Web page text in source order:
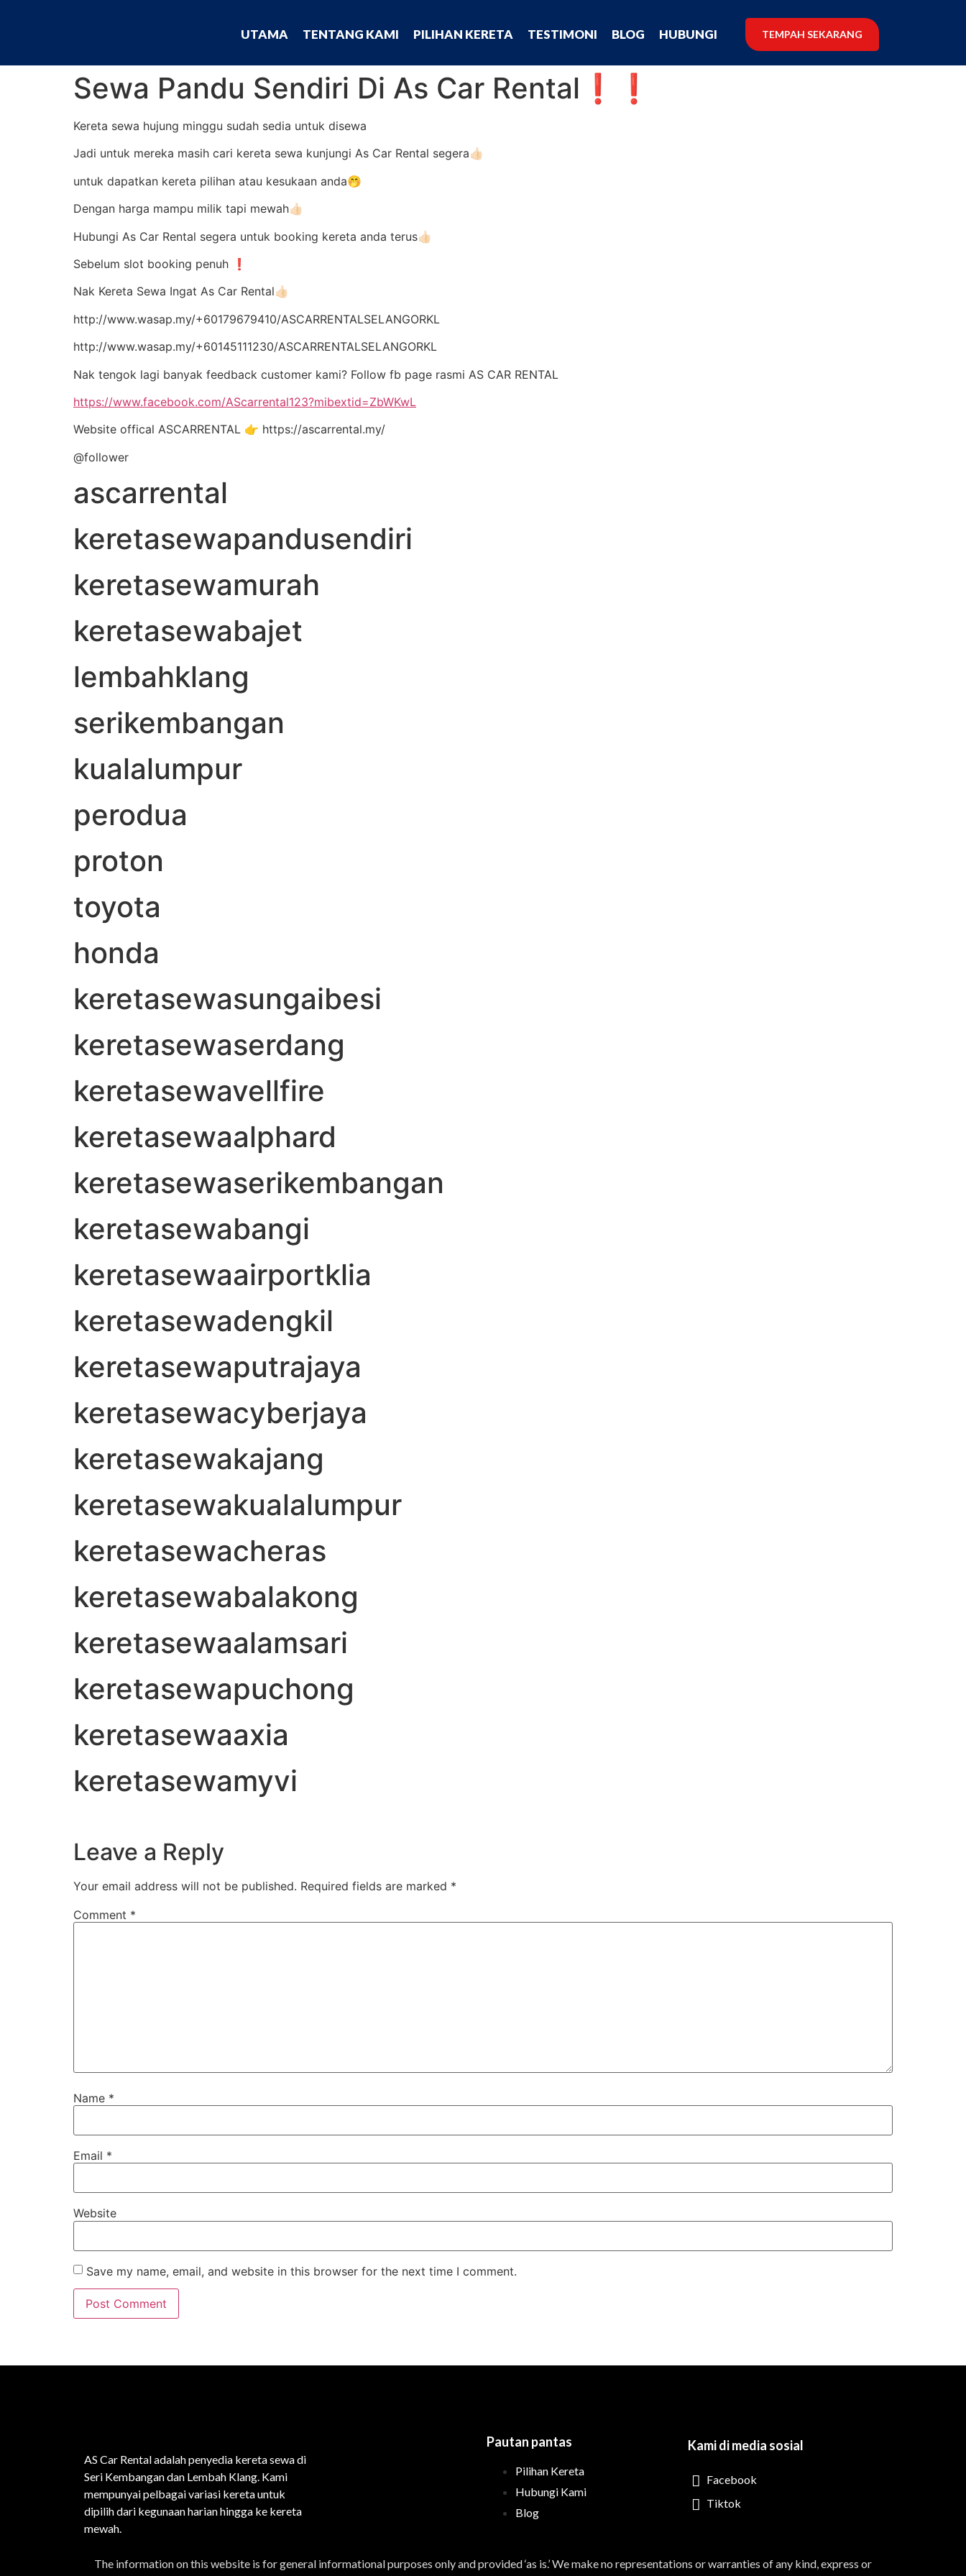
UTAMA TENTANG KAMI PILIHAN KERETA TESTIMONI BLOG HUBUNGI TEMPAH SEKARANG
Sewa Pandu Sendiri Di As Car Rental❗❗
Kereta sewa hujung minggu sudah sedia untuk disewa
Jadi untuk mereka masih cari kereta sewa kunjungi As Car Rental segera👍🏻
untuk dapatkan kereta pilihan atau kesukaan anda🤭
Dengan harga mampu milik tapi mewah👍🏻
Hubungi As Car Rental segera untuk booking kereta anda terus👍🏻
Sebelum slot booking penuh ❗
Nak Kereta Sewa Ingat As Car Rental👍🏻
http://www.wasap.my/+60179679410/ASCARRENTALSELANGORKL
http://www.wasap.my/+60145111230/ASCARRENTALSELANGORKL
Nak tengok lagi banyak feedback customer kami? Follow fb page rasmi AS CAR RENTAL
https://www.facebook.com/AScarrental123?mibextid=ZbWKwL
Website offical ASCARRENTAL 👉 https://ascarrental.my/
@follower
ascarrental
keretasewapandusendiri
keretasewamurah
keretasewabajet
lembahklang
serikembangan
kualalumpur
perodua
proton
toyota
honda
keretasewasungaibesi
keretasewaserdang
keretasewavellfire
keretasewaalphard
keretasewaserikembangan
keretasewabangi
keretasewaairportklia
keretasewadengkil
keretasewaputrajaya
keretasewacyberjaya
keretasewakajang
keretasewakualalumpur
keretasewacheras
keretasewabalakong
keretasewaalamsari
keretasewapuchong
keretasewaaxia
keretasewamyvi
Leave a Reply
Your email address will not be published. Required fields are marked *
Comment *
Name *
Email *
Website
Save my name, email, and website in this browser for the next time I comment.
AS Car Rental adalah penyedia kereta sewa di
Seri Kembangan dan Lembah Klang. Kami
mempunyai pelbagai variasi kereta untuk
dipilih dari kegunaan harian hingga ke kereta
mewah.
Pautan pantas
Pilihan Kereta
Hubungi Kami
Blog
Kami di media sosial
Facebook
Tiktok
The information on this website is for general informational purposes only and provided ‘as is.’ We make no representations or warranties of any kind, express or